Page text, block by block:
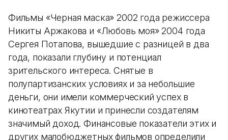
Фильмы «Черная маска» 2002 года режиссера
Никиты Аржакова и «Любовь моя» 2004 года
Сергея Потапова, вышедшие с разницей в два
года, показали глубину и потенциал
зрительского интереса. Снятые в
полупартизанских условиях и за небольшие
деньги, они имели коммерческий успех в
кинотеатрах Якутии и принесли создателям
значимый доход. Финансовые показатели этих и
других малобюджетных фильмов определили